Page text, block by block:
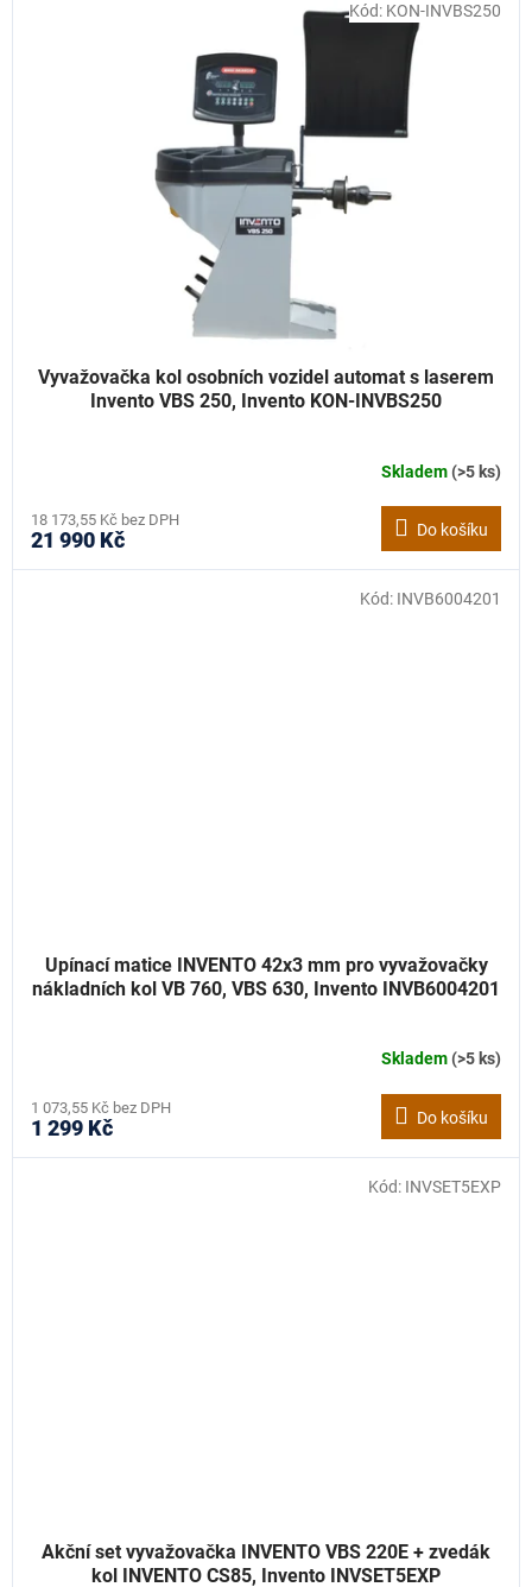
Vyvažovačka kol osobních vozidel automat s laserem
Invento VBS 250, Invento KON-INVBS250
Skladem(>5 ks)
18 173,55 Kč bez DPH
21 990 Kč Do košíku
Kód: KON-INVBS250
Upínací matice INVENTO 42x3 mm pro vyvažovačky
nákladních kol VB 760, VBS 630, Invento INVB6004201
Skladem(>5 ks)
1 073,55 Kč bez DPH
1 299 Kč Do košíku
Kód: INVB6004201
Akční set vyvažovačka INVENTO VBS 220E + zvedák
kol INVENTO CS85, Invento INVSET5EXP
Kód: INVSET5EXP